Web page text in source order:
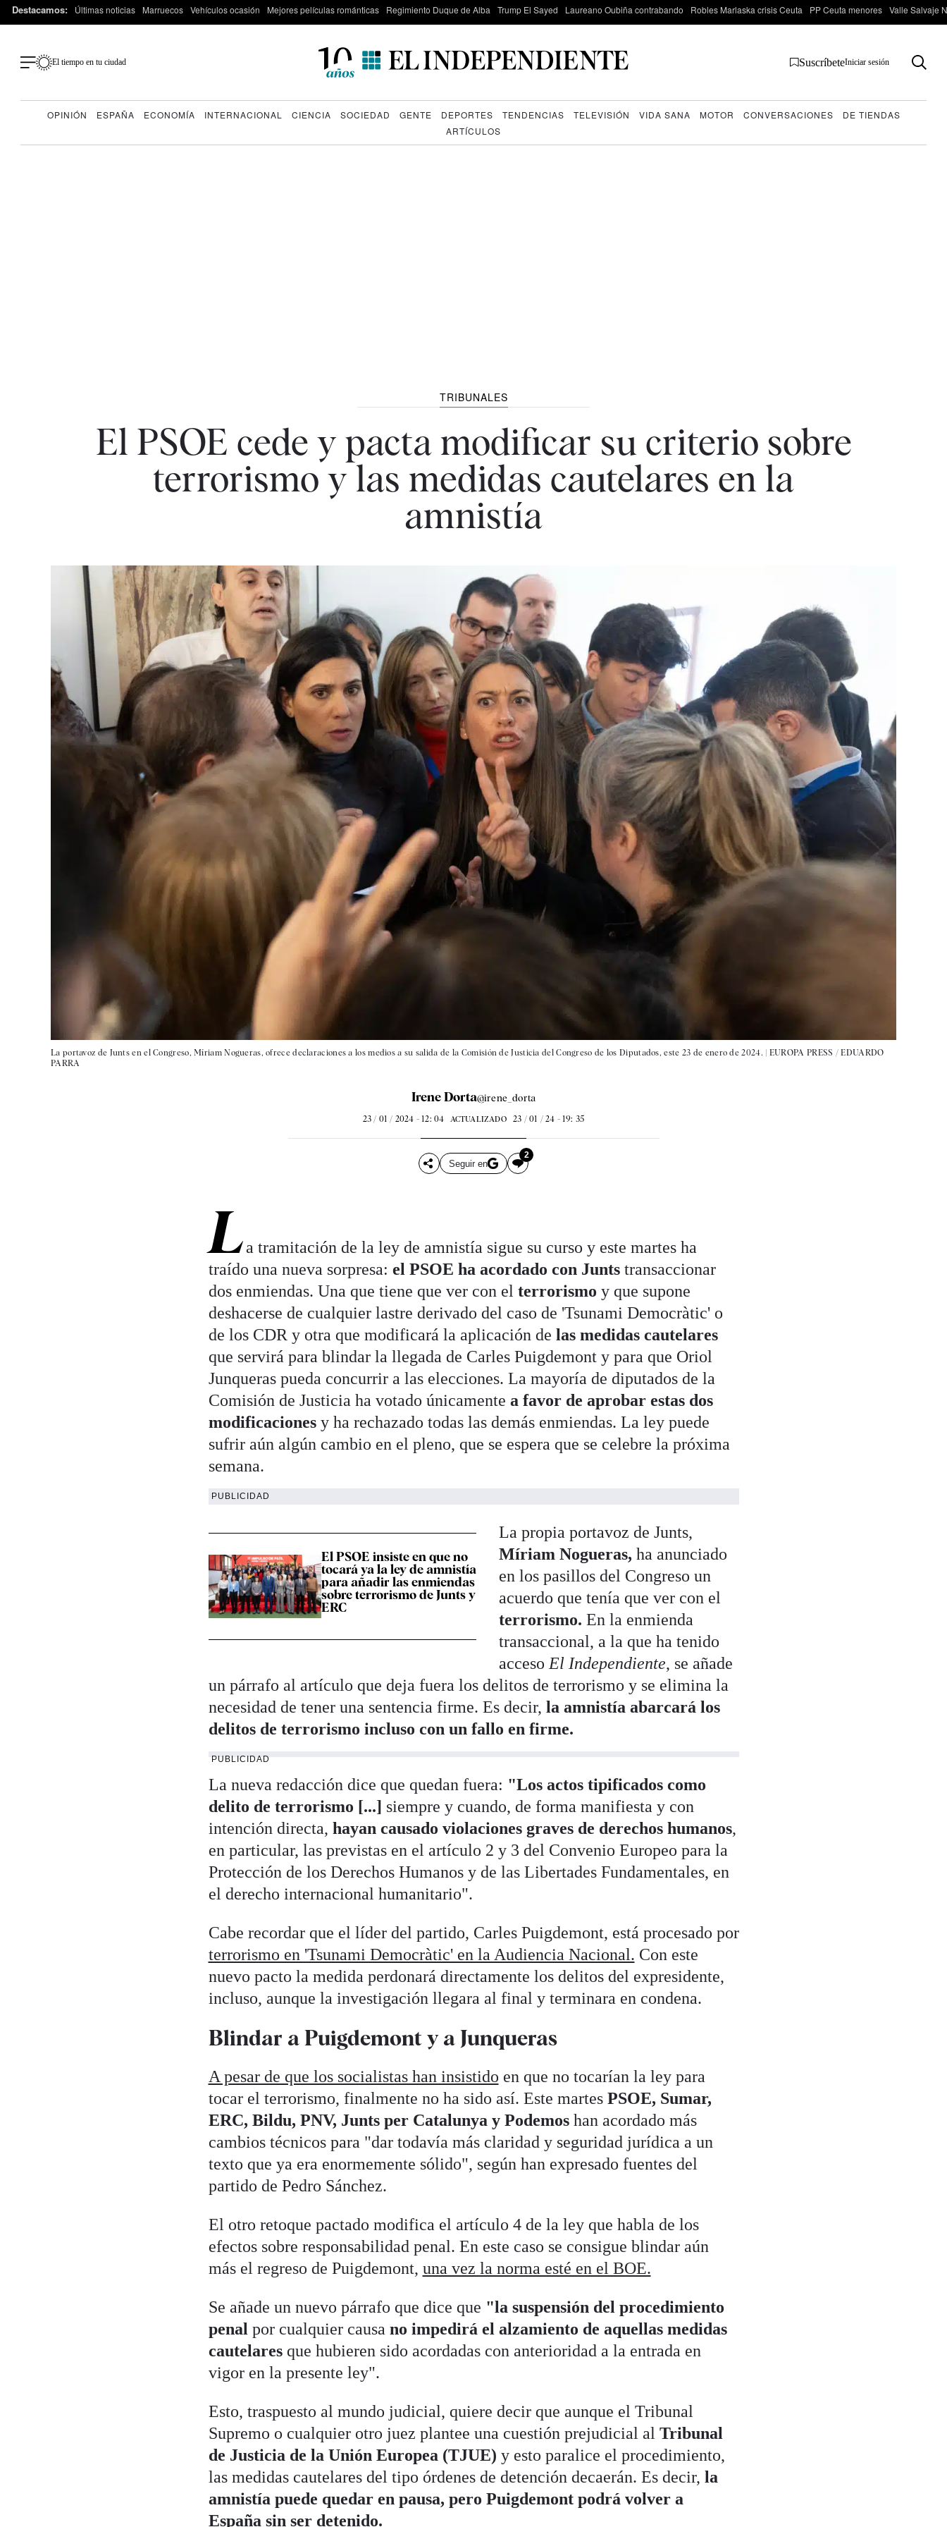
Destacamos: Últimas noticias Marruecos Vehículos ocasión Mejores películas románticas Regimiento Duque de Alba Trump El Sayed Laureano Oubiña contrabando Robles Marlaska crisis Ceuta PP Ceuta menores Valle Salvaje
El tiempo en tu ciudad SuscríbeteIniciar sesión
OPINIÓN ESPAÑA ECONOMÍA INTERNACIONAL CIENCIA SOCIEDAD GENTE DEPORTES TENDENCIAS TELEVISIÓN VIDA SANA MOTOR CONVERSACIONES
DE TIENDAS
ARTÍCULOS
TRIBUNALES
El PSOE cede y pacta modificar su criterio sobre
terrorismo y las medidas cautelares en la
amnistía
La portavoz de Junts en el Congreso, Míriam Nogueras, ofrece declaraciones a los medios a su salida de la Comisión de Justicia del Congreso de los Diputados, este 23 de enero de 2024. | EUROPA PRESS / EDUARDO
PARRA
Irene Dorta@irene_dorta
23 / 01 / 2024 - 12: 04 ACTUALIZADO 23 / 01 / 24 - 19: 35
Seguir en
2
La tramitación de la ley de amnistía sigue su curso y este martes ha
traído una nueva sorpresa: el PSOE ha acordado con Juntstransaccionar
dos enmiendas. Una que tiene que ver con el terrorismo y que supone
deshacerse de cualquier lastre derivado del caso de 'Tsunami Democràtic' o
de los CDR y otra que modificará la aplicación de las medidas cautelares
que servirá para blindar la llegada de Carles Puigdemont y para que Oriol
Junqueras pueda concurrir a las elecciones. La mayoría de diputados de la
Comisión de Justicia ha votado únicamente a favor de aprobar estas dos
modificacionesy ha rechazado todas las demás enmiendas. La ley puede
sufrir aún algún cambio en el pleno, que se espera que se celebre la próxima
semana.
PUBLICIDAD
El PSOE insiste en que no
tocará ya la ley de amnistía
para añadir las enmiendas
sobre terrorismo de Junts y
ERC
La propia portavoz de Junts,
Míriam Nogueras, ha anunciado
en los pasillos del Congreso un
acuerdo que tenía que ver con el
terrorismo. En la enmienda
transaccional, a la que ha tenido
acceso El Independiente, se añade
un párrafo al artículo que deja fuera los delitos de terrorismo y se elimina la
necesidad de tener una sentencia firme. Es decir, la amnistía abarcará los
delitos de terrorismo incluso con un fallo en firme.
PUBLICIDAD
La nueva redacción dice que quedan fuera: "Los actos tipificados como
delito de terrorismo [...] siempre y cuando, de forma manifiesta y con
intención directa, hayan causado violaciones graves de derechos humanos,
en particular, las previstas en el artículo 2 y 3 del Convenio Europeo para la
Protección de los Derechos Humanos y de las Libertades Fundamentales, en
el derecho internacional humanitario".
Cabe recordar que el líder del partido, Carles Puigdemont, está procesado por
terrorismo en 'Tsunami Democràtic' en la Audiencia Nacional. Con este
nuevo pacto la medida perdonará directamente los delitos del expresidente,
incluso, aunque la investigación llegara al final y terminara en condena.
Blindar a Puigdemont y a Junqueras
A pesar de que los socialistas han insistido en que no tocarían la ley para
tocar el terrorismo, finalmente no ha sido así. Este martes PSOE, Sumar,
ERC, Bildu, PNV, Junts per Catalunya y Podemoshan acordado más
cambios técnicos para "dar todavía más claridad y seguridad jurídica a un
texto que ya era enormemente sólido", según han expresado fuentes del
partido de Pedro Sánchez.
El otro retoque pactado modifica el artículo 4 de la ley que habla de los
efectos sobre responsabilidad penal. En este caso se consigue blindar aún
más el regreso de Puigdemont, una vez la norma esté en el BOE.
Se añade un nuevo párrafo que dice que "la suspensión del procedimiento
penal por cualquier causa no impedirá el alzamiento de aquellas medidas
cautelares que hubieren sido acordadas con anterioridad a la entrada en
vigor en la presente ley".
Esto, traspuesto al mundo judicial, quiere decir que aunque el Tribunal
Supremo o cualquier otro juez plantee una cuestión prejudicial al Tribunal
de Justicia de la Unión Europea (TJUE) y esto paralice el procedimiento,
las medidas cautelares del tipo órdenes de detención decaerán. Es decir, la
amnistía puede quedar en pausa, pero Puigdemont podrá volver a
España sin ser detenido.